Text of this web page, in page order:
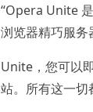
“Opera Unite
浏览器精巧服
Unite，您可以
站。所有这一切